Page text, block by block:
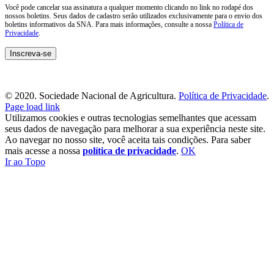
Você pode cancelar sua assinatura a qualquer momento clicando no link no rodapé dos
nossos boletins. Seus dados de cadastro serão utilizados exclusivamente para o envio dos
boletins informativos da SNA. Para mais informações, consulte a nossa Política de
Privacidade.
© 2020. Sociedade Nacional de Agricultura. Política de Privacidade.
Page load link
Utilizamos cookies e outras tecnologias semelhantes que acessam
seus dados de navegação para melhorar a sua experiência neste site.
Ao navegar no nosso site, você aceita tais condições. Para saber
mais acesse a nossa política de privacidade. OK
Ir ao Topo